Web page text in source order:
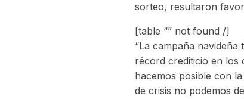
sorteo, resultaron
[table “” not found /]
“La campaña
récord crediticio en los
hacemos posible con
de crisis no podemos